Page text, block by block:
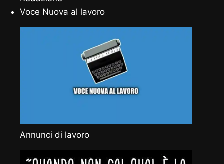
Voce Nuova al lavoro
Annunci di lavoro